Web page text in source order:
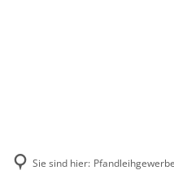
Sie sind hier: